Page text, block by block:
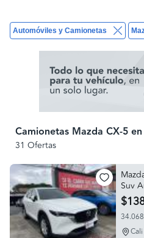
Automóviles y Camionetas
Camionetas Mazda CX-5
31 Ofertas
Suv
Cali